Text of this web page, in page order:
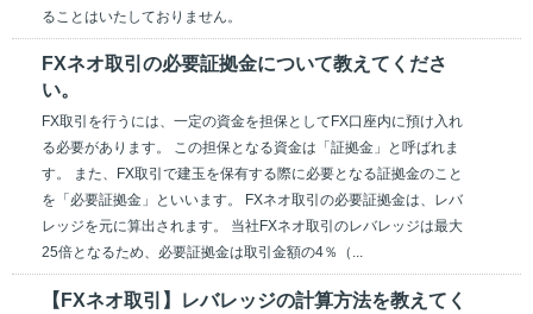
ることはいたしておりません。
FXネオ取引の必要証拠金について教えてくださ
い。
FX取引を行うには、一定の資金を担保としてFX口座内に預け入れ
る必要があります。 この担保となる資金は「証拠金」と呼ばれま
す。 また、FX取引で建玉を保有する際に必要となる証拠金のこと
を「必要証拠金」といいます。 FXネオ取引の必要証拠金は、レバ
レッジを元に算出されます。 当社FXネオ取引のレバレッジは最大
25倍となるため、必要証拠金は取引金額の4％（...
【FXネオ取引】レバレッジの計算方法を教えてく